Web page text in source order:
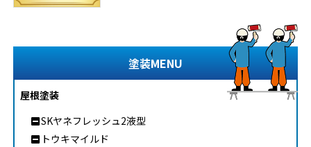
塗装MENU
屋根塗装
SKヤネフレッシュ2液型
トウキマイルド